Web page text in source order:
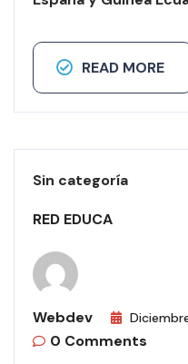
READ MORE
Sin categoría
RED EDUCA
Webdev
0 Comments